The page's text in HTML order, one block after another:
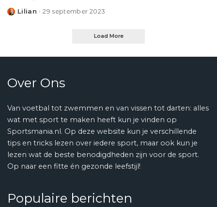
Posted
Lilian 29 september 2023
Load More
Over Ons
Van voetbal tot zwemmen en van vissen tot darten: alles
wat met sport te maken heeft kun je vinden op
Sportsmania.nl. Op deze website kun je verschillende
tips en tricks lezen over iedere sport, maar ook kun je
lezen wat de beste benodigdheden zijn voor de sport.
Op naar een fitte én gezonde leefstijl!
Populaire berichten